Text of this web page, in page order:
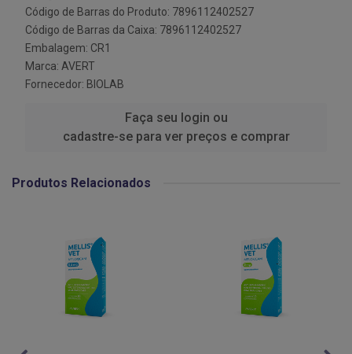
Código de Barras do Produto: 7896112402527
Código de Barras da Caixa: 7896112402527
Embalagem: CR1
Marca: AVERT
Fornecedor: BIOLAB
Faça seu login ou
cadastre-se para ver preços e comprar
Produtos Relacionados